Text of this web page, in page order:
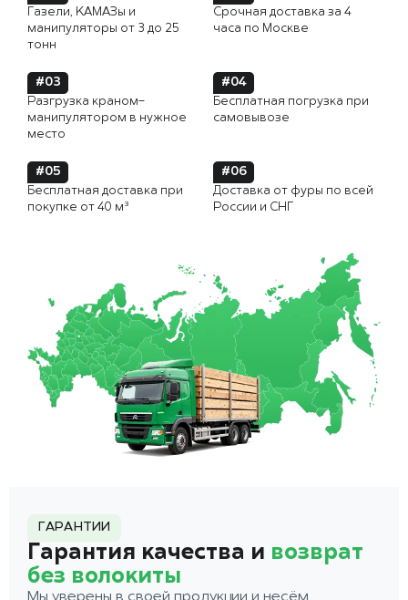
Газели, КАМАЗы и
манипуляторы от 3 до 25
тонн
Срочная доставка за 4
часа по Москве
#03
Разгрузка краном-
манипулятором в нужное
место
#04
Бесплатная погрузка при
самовывозе
#05
Бесплатная доставка при
покупке от 40 м³
#06
Доставка от фуры по всей
России и СНГ
ГАРАНТИИ
Гарантия качества и возврат
без волокиты
Мы уверены в своей продукции и несём